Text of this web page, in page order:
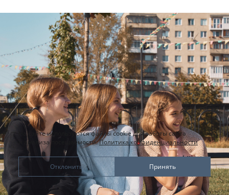
На сайте используются файлы cookie для работы сайта
и анализа посещаемости.Политика конфиденциальности
Отклонить Принять